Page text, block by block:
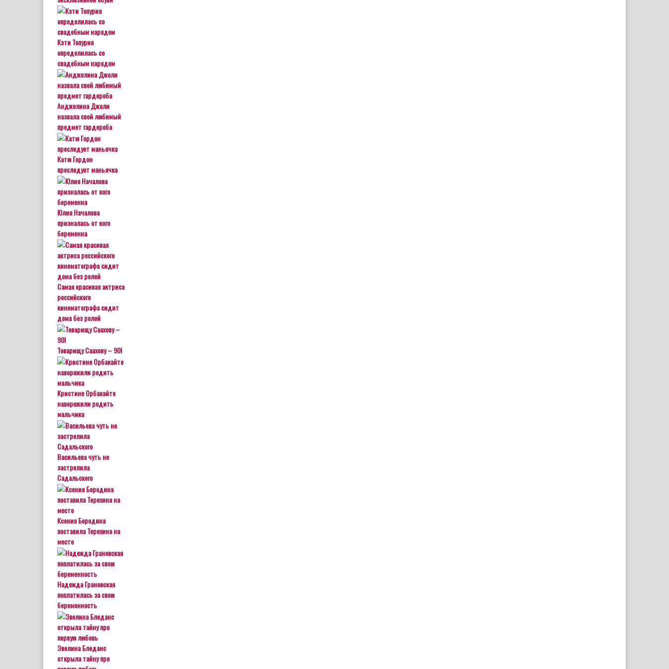
Кэти Топурия
определилась со
свадебным нарядом
Анджелина Джоли
назвала свой любимый
предмет гардероба
Катю Гордон
преследует маньячка
Юлия Началова
призналась от кого
беременна
Самая красивая актриса
российского
кинематографа сидит
дома без ролей
Товарищу Саахову – 90!
Кристине Орбакайте
наворожили родить
мальчика
Васильева чуть не
застрелила
Садальского
Ксения Бородина
поставила Терехина на
место
Надежда Грановская
поплатилась за свою
беременность
Эвелина Бледанс
открыла тайну про